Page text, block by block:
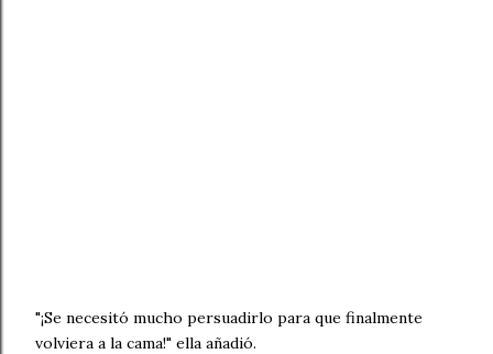
"¡Se necesitó mucho persuadirlo para que finalmente
volviera a la cama!" ella añadió.